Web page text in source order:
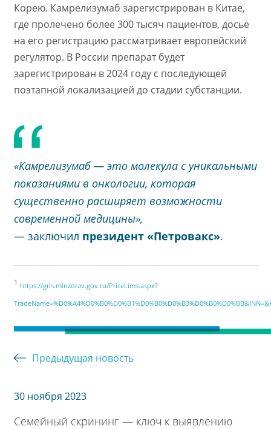
Корею. Камрелизумаб зарегистрирован в Китае,
где пролечено более 300 тысяч пациентов, досье
на его регистрацию рассматривает европейский
регулятор. В России препарат будет
зарегистрирован в 2024 году с последующей
поэтапной локализацией до стадии субстанции.
«Камрелизумаб — это молекула с уникальными
показаниями в онкологии, которая
существенно расширяет возможности
современной медицины»,
— заключил президент «Петровакс».
1 https://grls.minzdrav.gov.ru/PriceLims.aspx?
Предыдущая новость
30 ноября 2023
Семейный скрининг — ключ к выявлению